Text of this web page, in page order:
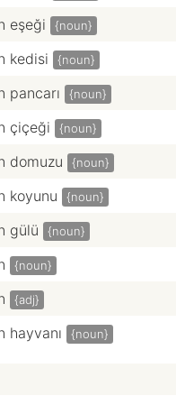
eşeği {noun}
kedisi {noun}
pancarı {noun}
çiçeği {noun}
domuzu {noun}
koyunu {noun}
gülü {noun}
{noun}
{adj}
hayvanı {noun}